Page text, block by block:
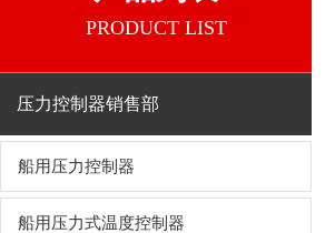
PRODUCT LIST
压力控制器销售部
船用压力控制器
船用压力式温度控制器